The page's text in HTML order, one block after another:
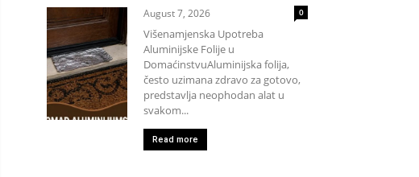
August 7, 2026 0
Višenamjenska Upotreba
Aluminijske Folije u
DomaćinstvuAluminijska folija,
često uzimana zdravo za gotovo,
predstavlja neophodan alat u
svakom...
Read more